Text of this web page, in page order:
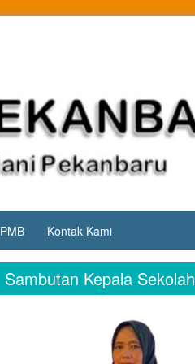
PMB Kontak Kami
Sambutan Kepala Sekolah